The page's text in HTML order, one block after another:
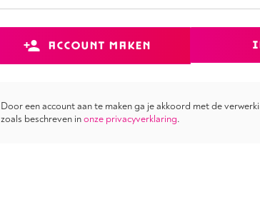
ACCOUNT MAKEN
Door een account aan te maken ga je akkoord met de
zoals beschreven inonze privacyverklaring.